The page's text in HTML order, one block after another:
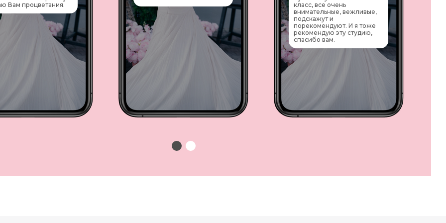
Вам процветания.
класс, все очень
внимательные, вежливые,
подскажут и
порекомендуют. И я тоже
рекомендую эту студию,
спасибо вам.